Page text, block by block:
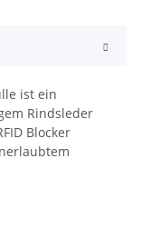
ist ein
Rindsleder
Blocker